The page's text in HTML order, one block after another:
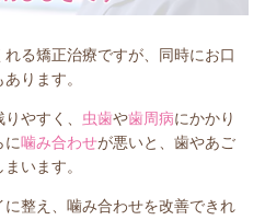
る矯正治療ですが、同時にお口
ります。
やすく、 虫歯や歯周病にかかり
に噛み合わせが悪いと、歯やあご
います。
整え、噛み合わせを改善できれ